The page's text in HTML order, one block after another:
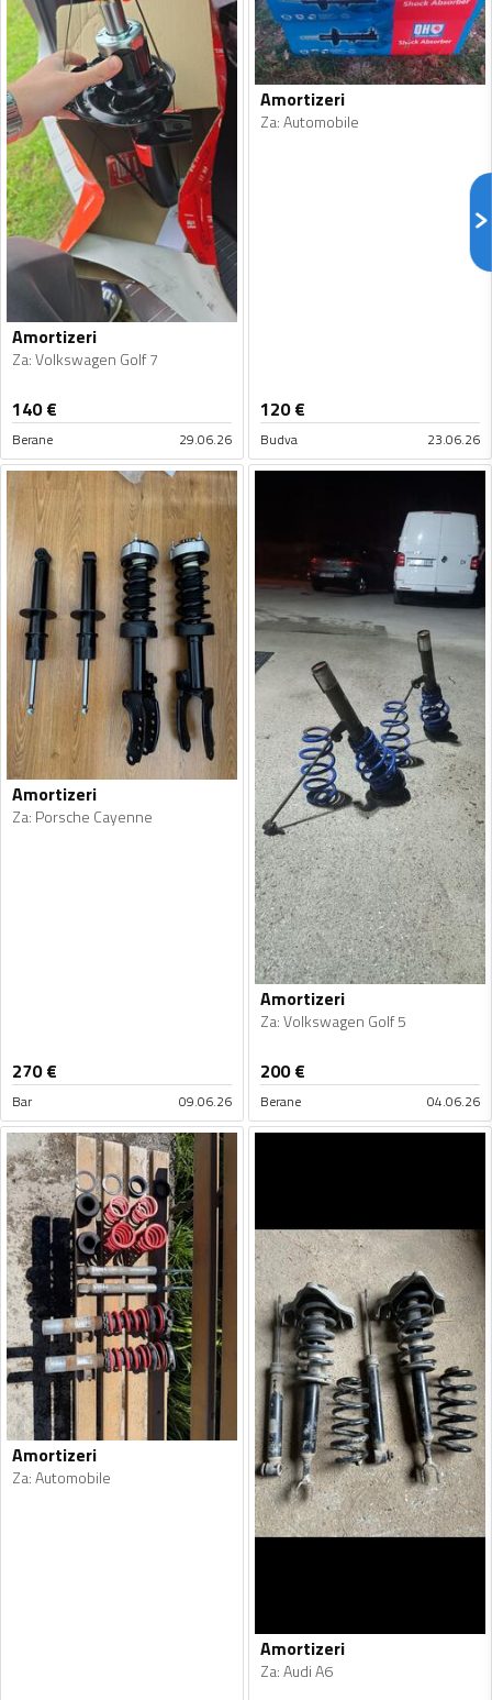
Amortizeri
Za:Volkswagen Golf 7
140€
Berane 29.06.26
Amortizeri
Za:Automobile
120€
Budva 23.06.26
Amortizeri
Za: Porsche Cayenne
270€
Bar 09.06.26
Amortizeri
Za:Volkswagen Golf 5
200€
Berane 04.06.26
Amortizeri
Za:Automobile
Amortizeri
Za:Audi A6